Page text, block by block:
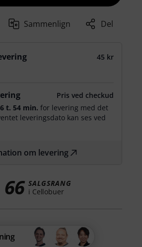
Sammenlign Del
45 kr
Pris ved checkud
6 t. 53 min. for levering med det
leveringsdato kan ses ved
om levering
66 SALGSRANG
i Cellobuer